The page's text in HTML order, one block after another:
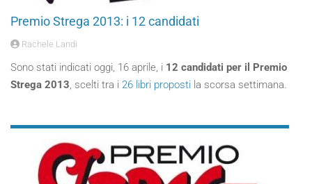
Premio Strega 2013: i 12 candidati
Rachele Landi
Sono stati indicati oggi, 16 aprile, i 12 candidati per il Premio
Strega 2013, scelti tra i 26 libri proposti la scorsa settimana.